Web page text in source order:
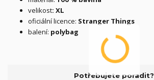
velikost: XL
oficiální licence: Stranger Things
balení: polybag
Potřebujete poradit?